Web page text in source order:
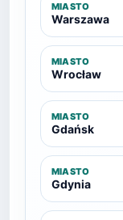
MIASTO
Warszawa
MIASTO
Wrocław
MIASTO
Gdańsk
MIASTO
Gdynia